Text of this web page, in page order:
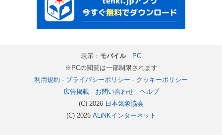
表示： モバイル｜ PC
※PCの閲覧は一部制限されます
利用規約 - プライバシーポリシー - クッキーポリシー
広告掲載- お問い合わせ- ヘルプ
(C) 2026 日本気象協会
(C) 2026 ALiNKインターネット